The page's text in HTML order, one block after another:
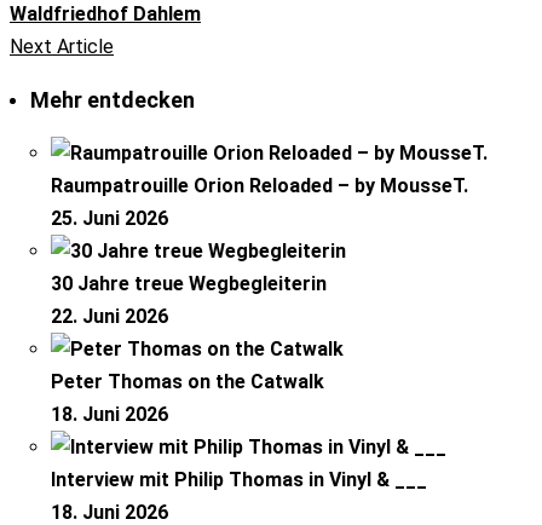
Waldfriedhof Dahlem
Next Article
Mehr entdecken
Raumpatrouille Orion Reloaded – by MousseT.
25. Juni 2026
30 Jahre treue Wegbegleiterin
22. Juni 2026
Peter Thomas on the Catwalk
18. Juni 2026
Interview mit Philip Thomas in Vinyl & ___
18. Juni 2026